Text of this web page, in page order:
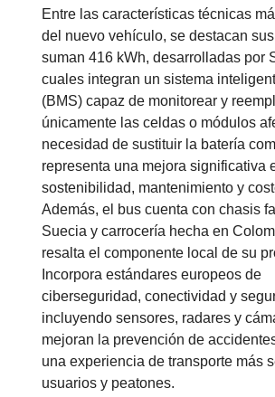
Entre las características técnicas
del nuevo vehículo, se destacan
suman 416 kWh, desarrolladas por
cuales integran un sistema
(BMS) capaz de monitorear y
únicamente las celdas o módulos
necesidad de sustituir la batería
representa una mejora significativa
sostenibilidad, mantenimiento y
Además, el bus cuenta con chasis
Suecia y carrocería hecha en
resalta el componente local de su
Incorpora estándares europeos de
ciberseguridad, conectividad y
incluyendo sensores, radares y
mejoran la prevención de
una experiencia de transporte más
usuarios y peatones.